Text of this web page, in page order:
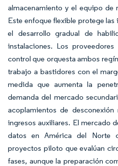
almacenamiento y el equipo de
Este enfoque flexible protege
el desarrollo gradual de
instalaciones. Los
control que orquesta ambos
trabajo a bastidores con el
medida que aumenta la
demanda del mercado
acoplamientos de
ingresos auxiliares. El mercado
datos en América del Norte
proyectos piloto que evalúan
fases, aunque la preparación